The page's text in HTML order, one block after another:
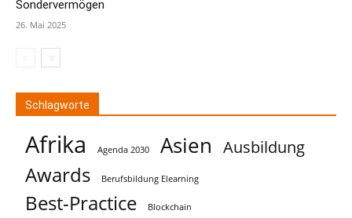
Sondervermögen
26. Mai 2025
Schlagworte
Afrika Agenda 2030 Asien Ausbildung
Awards Berufsbildung Elearning
Best-Practice Blockchain